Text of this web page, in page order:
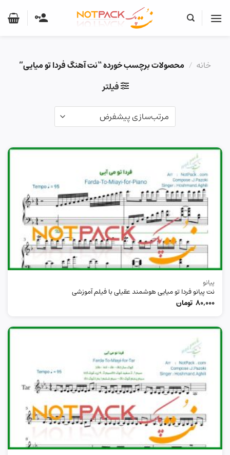
خانه / محصولات برچسب خورده “نت آهنگ فردا تو میایی”
فیلتر
پیانو
نت پیانو فردا تو میایی هوشمند عقیلی با فیلم آموزشی
80,000 تومان